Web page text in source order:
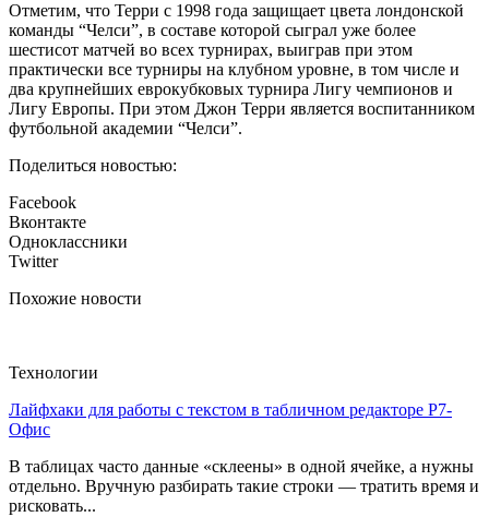
Отметим, что Терри с 1998 года защищает цвета лондонской
команды “Челси”, в составе которой сыграл уже более
шестисот матчей во всех турнирах, выиграв при этом
практически все турниры на клубном уровне, в том числе и
два крупнейших еврокубковых турнира Лигу чемпионов и
Лигу Европы. При этом Джон Терри является воспитанником
футбольной академии “Челси”.
Поделиться новостью:
Facebook
Вконтакте
Одноклассники
Twitter
Похожие новости
Технологии
Лайфхаки для работы с текстом в табличном редакторе Р7-
Офис
В таблицах часто данные «склеены» в одной ячейке, а нужны
отдельно. Вручную разбирать такие строки — тратить время и
рисковать...